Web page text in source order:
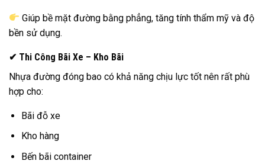
Giúp bề mặt đường bằng phẳng, tăng tính thẩm mỹ và độ
bền sử dụng.
✔ Thi Công Bãi Xe – Kho Bãi
Nhựa đường đóng bao có khả năng chịu lực tốt nên rất phù
hợp cho:
Bãi đỗ xe
Kho hàng
Bến bãi container